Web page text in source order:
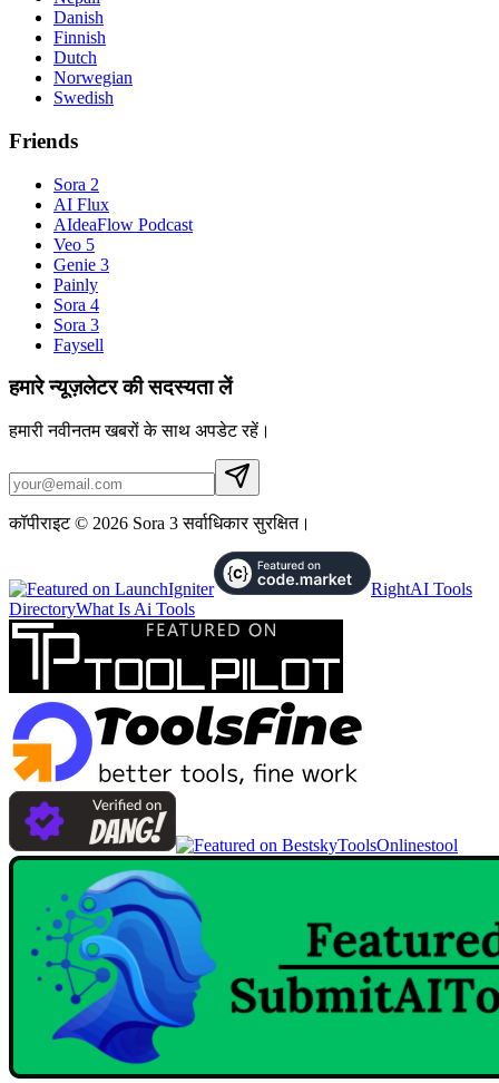
Danish
Finnish
Dutch
Norwegian
Swedish
Friends
Sora 2
AI Flux
AIdeaFlow Podcast
Veo 5
Genie 3
Painly
Sora 4
Sora 3
Faysell
हमारे न्यूज़लेटर की सदस्यता लें
हमारी नवीनतम खबरों के साथ अपडेट रहें।
कॉपीराइट © 2026 Sora 3 सर्वाधिकार सुरक्षित।
RightAI Tools
DirectoryWhat Is Ai Tools
Onlinestool